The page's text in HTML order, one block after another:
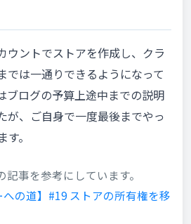
ウントでストアを作成し、クラ
では一通りできるようになって
ブログの予算上途中までの説明
が、ご自身で一度最後までやっ
。
事を参考にしています。
への道】#19 ストアの所有権を移